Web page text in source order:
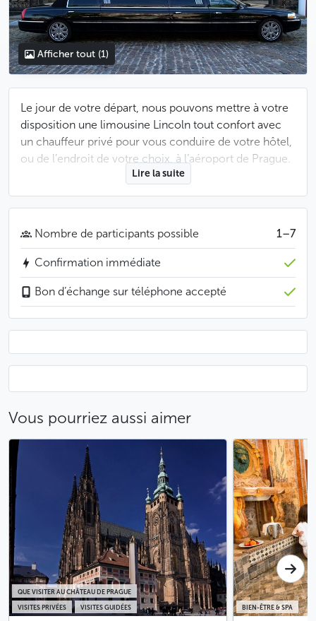
Afficher tout (1)
Le jour de votre départ, nous pouvons mettre à votre
disposition une limousine Lincoln tout confort avec
un chauffeur privé pour vous conduire de votre hôtel,
ou de l’endroit de votre choix, à l’aéroport de Prague.
Si vous êtes hébergés dans le centre historique, nous
conseillons un départ deux heures et demie avant le
décollage prévu de votre avion. Votre chauffeur vous
attendra à l’heure précise devant l’entrée principale de
votre hôtel ou à l’adresse de rendez-vous que vous
nous aurez indiquée.
Bon à savoir
Vous pouvez réserver votre transfert au moins 9
heures à l’avance
Lire la suite
Nombre de participants possible 1–7
Confirmation immédiate
Bon d’échange sur téléphone accepté
Vous pourriez aussi aimer
VISITES PRIVÉES VISITES GUIDÉES
QUE VISITER AU CHÂTEAU DE PRAGUE
BIEN-ÊTRE & SPA